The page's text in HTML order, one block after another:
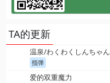
TA的更新
温泉/わくわくしんちゃん
指弹
爱的双重魔力